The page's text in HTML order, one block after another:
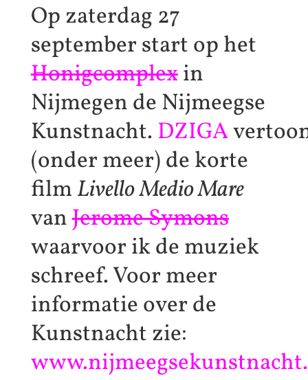
Op zaterdag 27
september start op het
Honigcomplexin
Nijmegen de Nijmeegse
Kunstnacht. DZIGA
(onder meer) de korte
filmLivelloMedio Mare
vanJerome Symons
waarvoor ik de muziek
schreef. Voor meer
informatie over de
Kunstnacht zie: